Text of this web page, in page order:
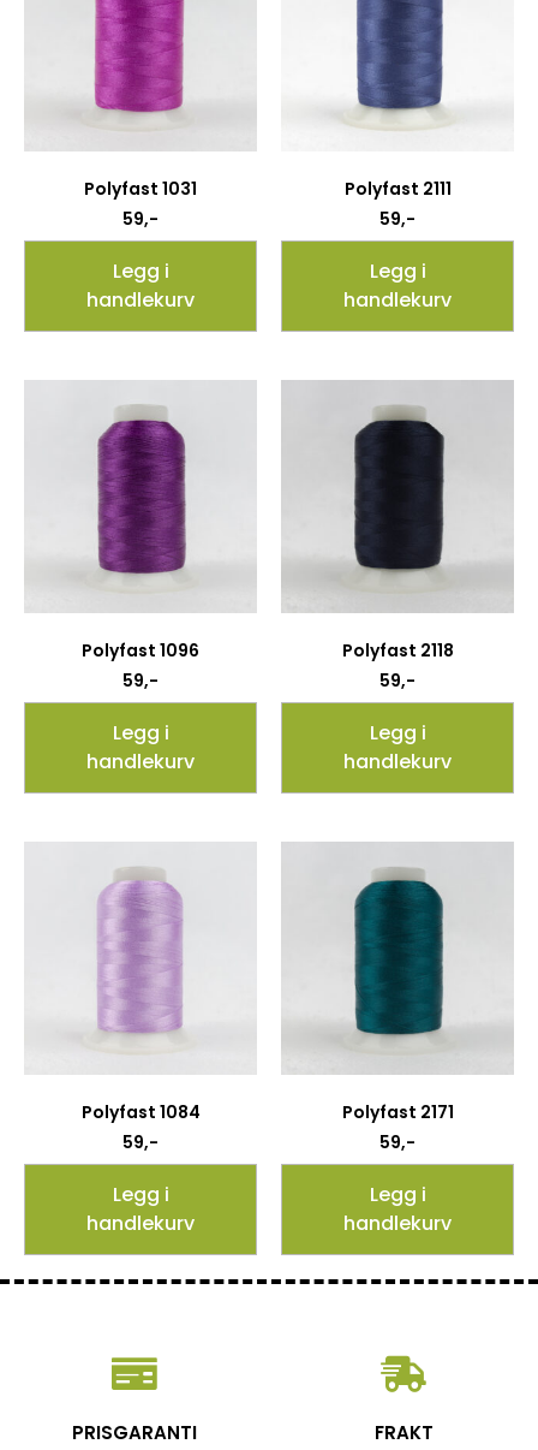
Polyfast 1031
59,-
Legg i
handlekurv
Polyfast 2111
59,-
Legg i
handlekurv
Polyfast 1096
59,-
Legg i
handlekurv
Polyfast 2118
59,-
Legg i
handlekurv
Polyfast 1084
59,-
Legg i
handlekurv
Polyfast 2171
59,-
Legg i
handlekurv
PRISGARANTI
FRAKT